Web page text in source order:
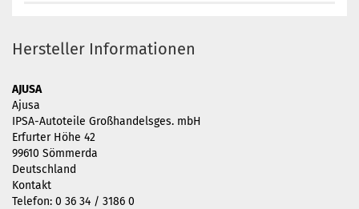
Hersteller Informationen
AJUSA
Ajusa
IPSA-Autoteile Großhandelsges. mbH
Erfurter Höhe 42
99610 Sömmerda
Deutschland
Kontakt
Telefon: 0 36 34 / 3186 0